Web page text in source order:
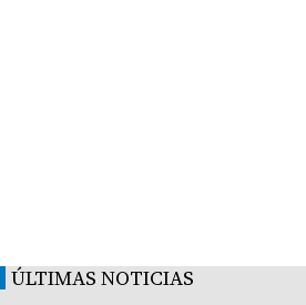
ÚLTIMAS NOTICIAS